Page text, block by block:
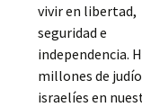
vivir en libertad,
seguridad e
independencia.
millones de
israelíes en